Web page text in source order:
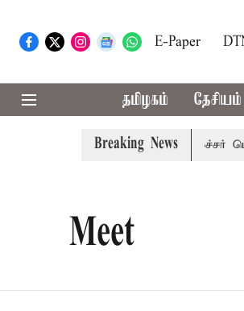
E-Paper
தமிழகம் தேசியம்
Breaking News
முன்னாள் அமைச்சர்
Meet